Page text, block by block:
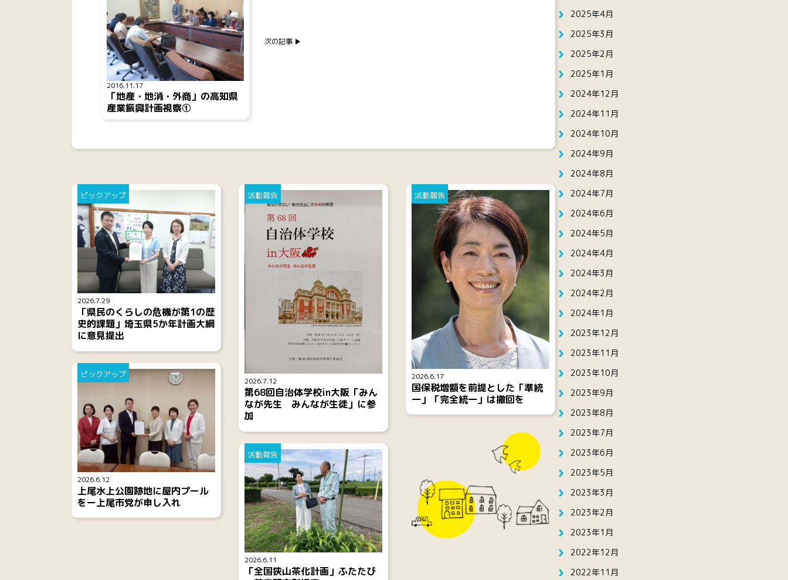
2016.11.17
「地産・地消・外商」の高知県
産業振興計画視察①
次の記事
2026.7.29
ピックアップ
「県民のくらしの危機が第1の歴
史的課題」埼玉県5か年計画大綱
に意見提出
2026.7.12
活動報告
第68回自治体学校in大阪「みん
なが先生 みんなが生徒」に参
加
2026.6.17
活動報告
国保税増額を前提とした「準統
一」「完全統一」は撤回を
2026.6.12
ピックアップ
上尾水上公園跡地に屋内プール
をー上尾市党が申し入れ
2026.6.11
活動報告
「全国狭山茶化計画」ふたたび
2025年4月
2025年3月
2025年2月
2025年1月
2024年12月
2024年11月
2024年10月
2024年9月
2024年8月
2024年7月
2024年6月
2024年5月
2024年4月
2024年3月
2024年2月
2024年1月
2023年12月
2023年11月
2023年10月
2023年9月
2023年8月
2023年7月
2023年6月
2023年5月
2023年3月
2023年2月
2023年1月
2022年12月
2022年11月